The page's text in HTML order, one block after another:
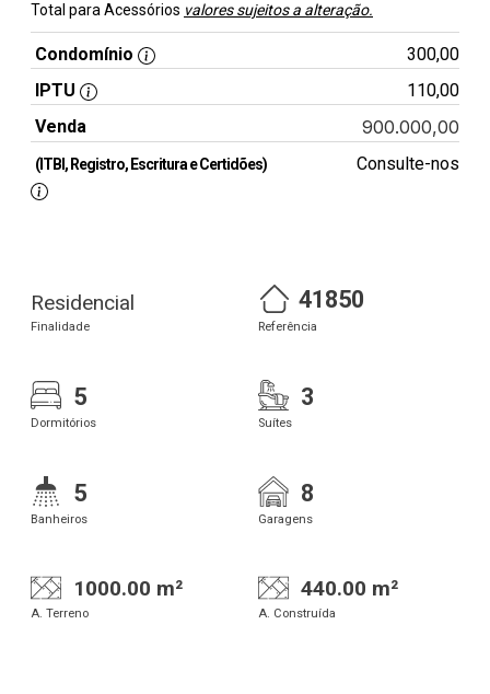
Total para Acessórios valores sujeitos a alteração.
Condomínio
300,00
IPTU
110,00
Venda
900.000,00
(ITBI, Registro, Escritura e Certidões) Consulte-nos
Residencial
Finalidade
41850
Referência
5
Dormitórios
3
Suítes
5
Banheiros
8
Garagens
1000.00 m²
A. Terreno
440.00 m²
A. Construída